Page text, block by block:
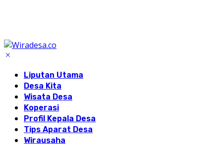
Liputan Utama
Desa Kita
Wisata Desa
Koperasi
Profil Kepala Desa
Tips Aparat Desa
Wirausaha